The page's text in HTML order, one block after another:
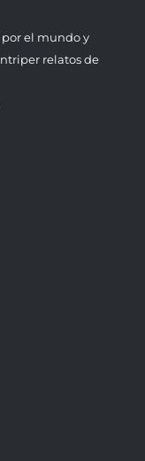
el mundo y
relatos de